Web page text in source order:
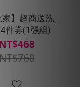
家】超商送洗_
件券(1張組)